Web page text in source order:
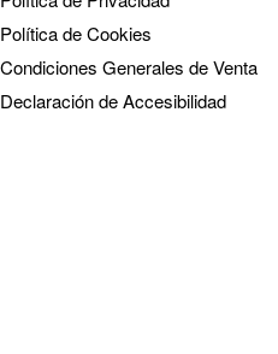
Política de Cookies
Condiciones Generales de Venta
Declaración de Accesibilidad